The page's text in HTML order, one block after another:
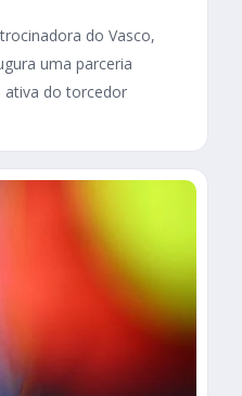
do Vasco,
uma parceria
ativa do torcedor